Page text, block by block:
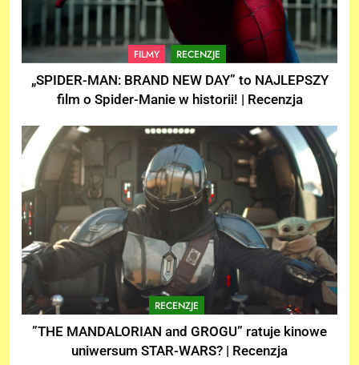
FILMY RECENZJE
„SPIDER-MAN: BRAND NEW DAY” to NAJLEPSZY
film o Spider-Manie w historii! | Recenzja
RECENZJE
”THE MANDALORIAN and GROGU” ratuje kinowe
uniwersum STAR-WARS? | Recenzja